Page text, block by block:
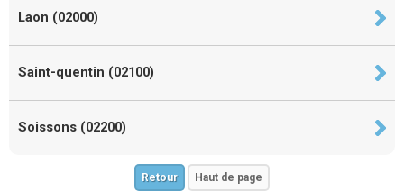
Laon (02000)
Saint-quentin (02100)
Soissons (02200)
Retour Haut de page